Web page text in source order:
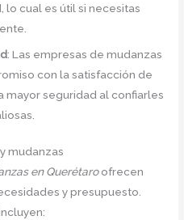
lo cual es útil si necesitas
: Las empresas de mudanzas
con la satisfacción de
mayor seguridad al confiarles
mudanzas
en Querétaroofrecen
y presupuesto.